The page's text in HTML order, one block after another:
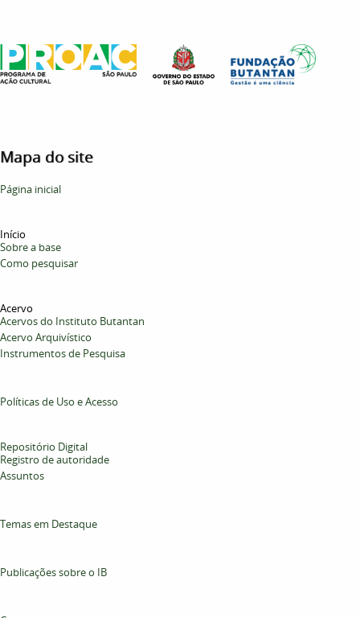
Mapa do site
Página inicial
Início
Sobre a base
Como pesquisar
Acervo
Acervos do Instituto Butantan
Acervo Arquivístico
Instrumentos de Pesquisa
Políticas de Uso e Acesso
Repositório Digital
Registro de autoridade
Assuntos
Temas em Destaque
Publicações sobre o IB